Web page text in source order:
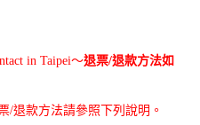
in Taipei～退票/退款方法如
/退款方法請參照下列說明。